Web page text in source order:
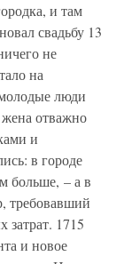
и там
свадьбу 13
не
на
люди
отважно
и
в городе
больше, – а в
требовавший
затрат. 1715
и новое